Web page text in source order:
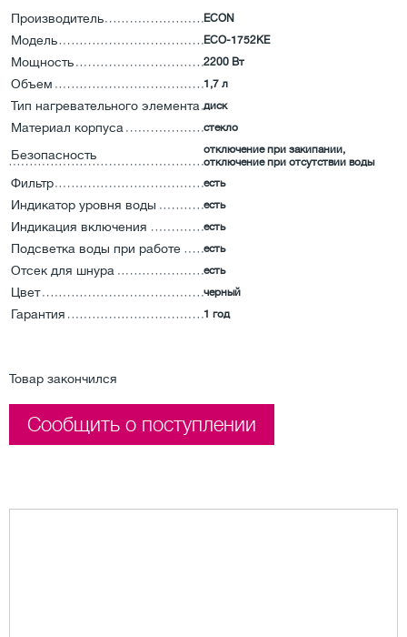
Производитель ECON
Модель ECO-1752KE
Мощность 2200 Вт
Объем 1,7 л
Тип нагревательного элемента диск
Материал корпуса стекло
Безопасность
отключение при закипании,
отключение при отсутствии воды
Фильтр есть
Индикатор уровня воды есть
Индикация включения есть
Подсветка воды при работе есть
Отсек для шнура есть
Цвет черный
Гарантия 1 год
Товар закончился
Сообщить о поступлении